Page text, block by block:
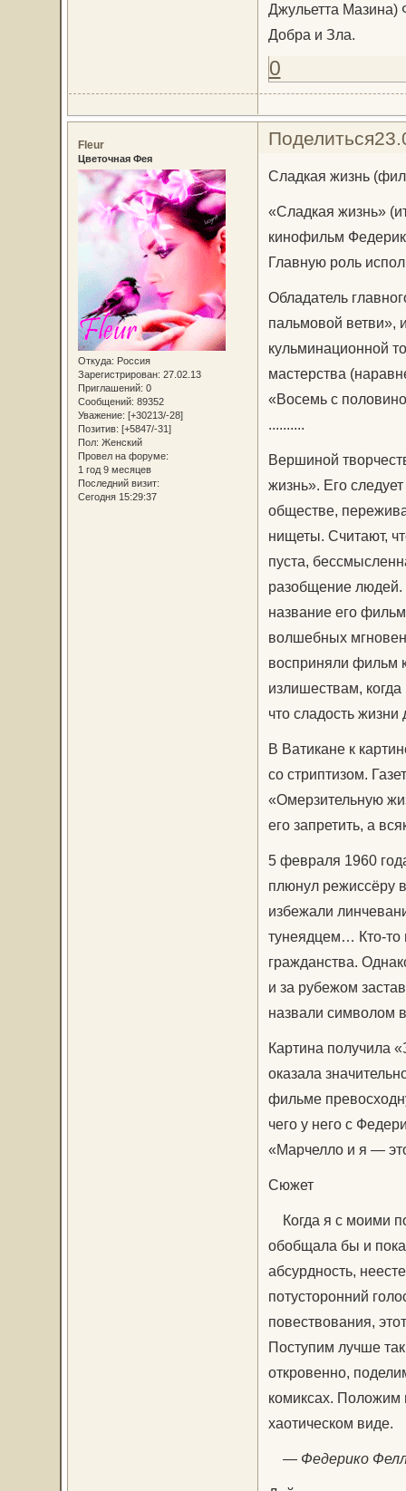
Джульетта Мазина)
Добра и Зла.
0
Поделиться
Fleur
Цветочная Фея
Откуда: Россия
Зарегистрирован: 27.02.13
Приглашений: 0
Сообщений: 89352
Уважение: [+30213/-28]
Позитив: [+5847/-31]
Пол: Женский
Провел на форуме:
1 год 9 месяцев
Последний визит:
Сегодня 15:29:37
Сладкая жизнь
«Сладкая жизнь»
кинофильм
Главную роль
Обладатель
пальмовой ветви»,
кульминационной
мастерства
«Восемь с
..........
Вершиной
жизнь». Его
обществе,
нищеты. Считают,
пуста,
разобщение людей.
название его
волшебных
восприняли фильм
излишествам,
что сладость
В Ватикане к
со стриптизом.
«Омерзительную
его запретить, а
5 февраля 1960
плюнул режиссёру
избежали
тунеядцем… Кто-то
гражданства.
и за рубежом
назвали символом
Картина получила
оказала
фильме
чего у него с
«Марчелло и я —
Сюжет
Когда я с моими
обобщала бы и
абсурдность,
потусторонний
повествования,
Поступим лучше
откровенно,
комиксах. Положим
хаотическом виде.
— Федерико